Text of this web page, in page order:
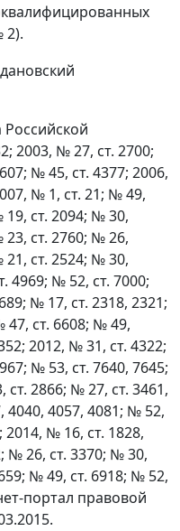
2).
2003, № 27, ст. 2700;
№ 45, ст. 4377; 2006,
№ 1, ст. 21; № 49,
19, ст. 2094; № 30,
23, ст. 2760; № 26,
21, ст. 2524; № 30,
4969; № 52, ст. 7000;
№ 17, ст. 2318, 2321;
47, ст. 6608; № 49,
2012, № 31, ст. 4322;
№ 53, ст. 7640, 7645;
2866; № 27, ст. 3461,
4040, 4057, 4081; № 52,
2014, № 16, ст. 1828,
№ 26, ст. 3370; № 30,
№ 49, ст. 6918; № 52,
портал правовой